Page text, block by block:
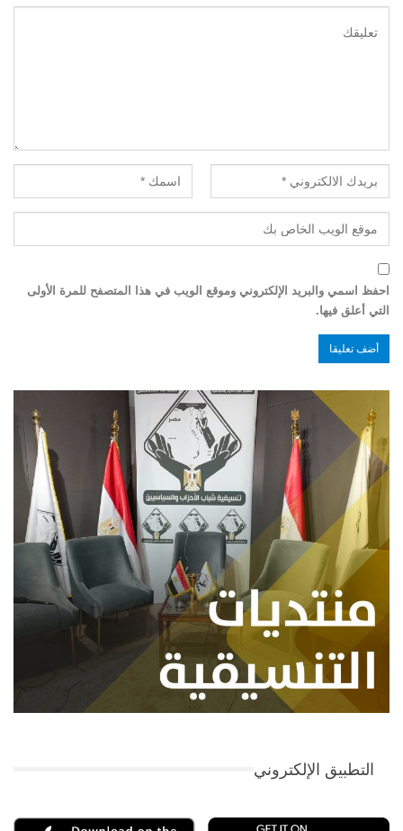
احفظ اسمي والبريد الإلكتروني وموقع الويب في هذا المتصفح للمرة الأولى
التي أعلق فيها.
التطبيق الإلكتروني